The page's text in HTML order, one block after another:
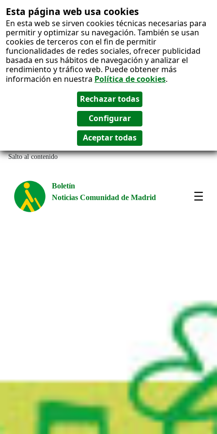
Esta página web usa cookies
En esta web se sirven cookies técnicas necesarias para
permitir y optimizar su navegación. También se usan
cookies de terceros con el fin de permitir
funcionalidades de redes sociales, ofrecer publicidad
basada en sus hábitos de navegación y analizar el
rendimiento y tráfico web. Puede obtener más
información en nuestra Política de cookies.
Salto al contenido
Boletín
Noticias Comunidad de Madrid